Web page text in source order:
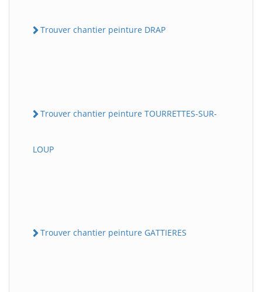
Trouver chantier peinture DRAP
Trouver chantier peinture TOURRETTES-SUR-
LOUP
Trouver chantier peinture GATTIERES